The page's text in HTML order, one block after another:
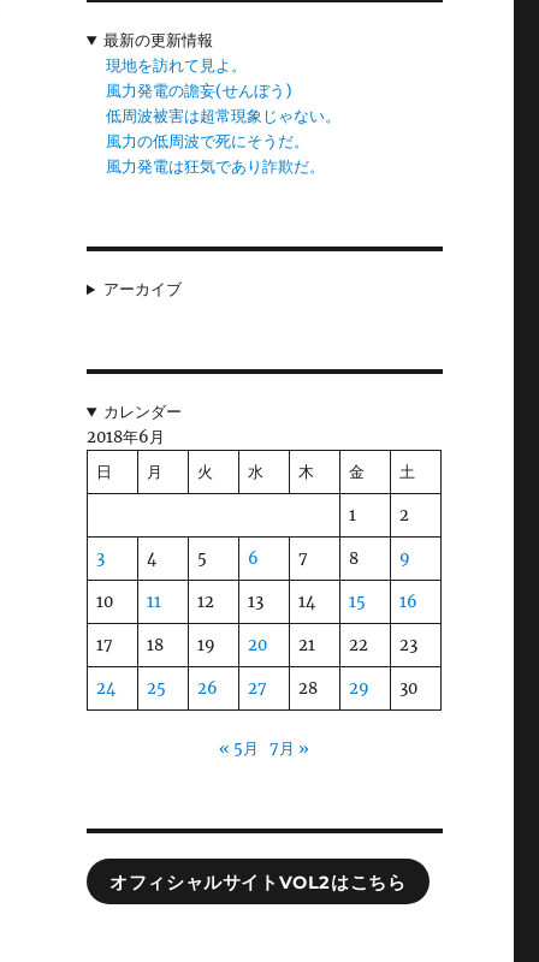
最新の更新情報
現地を訪れて見よ。
風力発電の譫妄(せんぼう)
低周波被害は超常現象じゃない。
風力の低周波で死にそうだ。
風力発電は狂気であり詐欺だ。
アーカイブ
カレンダー
2018年6月
日
月 火 水 木 金 土
1 2
3 4 5 6 7 8 9
10 11 12 13 14 15 16
17 18 19 20 21 22 23
24 25 26 27 28 29 30
« 5月 7月 »
オフィシャルサイトVOL2はこちら